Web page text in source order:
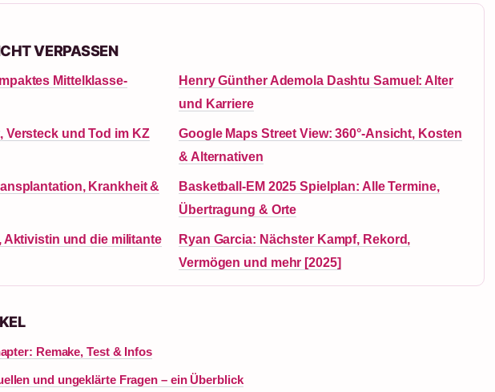
VERPASSEN
Mittelklasse-
Henry Günther Ademola Dashtu Samuel: Alter
und Karriere
Versteck und Tod im KZ
Google Maps Street View: 360°-Ansicht, Kosten
& Alternativen
Krankheit &
Basketball-EM 2025 Spielplan: Alle Termine,
Übertragung & Orte
Aktivistin und die militante
Ryan Garcia: Nächster Kampf, Rekord,
Vermögen und mehr [2025]
Remake, Test & Infos
und ungeklärte Fragen – ein Überblick